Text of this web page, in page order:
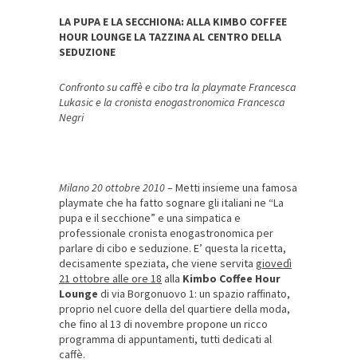
LA PUPA E LA SECCHIONA: ALLA KIMBO COFFEE
HOUR LOUNGE LA TAZZINA AL CENTRO DELLA
SEDUZIONE
Confronto su caffè e cibo tra la playmate Francesca
Lukasic e la cronista enogastronomica Francesca
Negri
Milano 20 ottobre 2010– Metti insieme una famosa
playmate che ha fatto sognare gli italiani ne “La
pupa e il secchione” e una simpatica e
professionale cronista enogastronomica per
parlare di cibo e seduzione. E’ questa la ricetta,
decisamente speziata, che viene servita giovedì
21 ottobre alle ore 18 alla Kimbo Coffee Hour
Lounge di via Borgonuovo 1: un spazio raffinato,
proprio nel cuore della del quartiere della moda,
che fino al 13 di novembre propone un ricco
programma di appuntamenti, tutti dedicati al
caffè.